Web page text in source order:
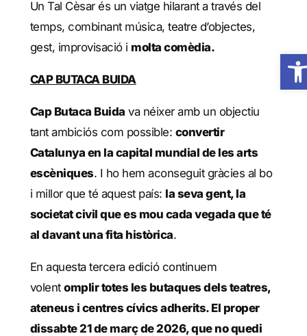
Un Tal Cèsar és un viatge hilarant a través del
temps, combinant música, teatre d’objectes,
gest, improvisació i molta comèdia.
CAP BUTACA BUIDA
Cap Butaca Buida va néixer amb un objectiu
tant ambiciós com possible: convertir
Catalunya en la capital mundial de les arts
escèniques. I ho hem aconseguit gràcies al bo
i millor que té aquest país: la seva gent, la
societat civil que es mou cada vegada que té
al davant una fita històrica.
En aquesta tercera edició continuem
volentomplir totes les butaques dels teatres,
ateneus i centres cívics adherits. El proper
dissabte 21 de març de 2026, que no quedi